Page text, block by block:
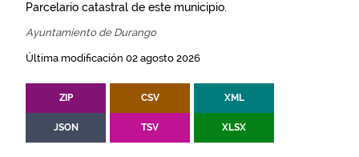
Parcelario catastral de este municipio.
Ayuntamiento de Durango
Última modificación 02 agosto 2026
ZIP CSV XML
JSON TSV XLSX